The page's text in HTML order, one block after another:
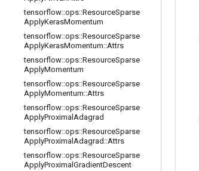
tensorflow::ops::ResourceSparse
ApplyKerasMomentum
tensorflow::ops::ResourceSparse
ApplyKerasMomentum::Attrs
tensorflow::ops::ResourceSparse
ApplyMomentum
tensorflow::ops::ResourceSparse
ApplyMomentum::Attrs
tensorflow::ops::ResourceSparse
ApplyProximal Adagrad
tensorflow::ops::ResourceSparse
ApplyProximal Adagrad ::Attrs
tensorflow::ops::ResourceSparse
ApplyProximal GradientDescent